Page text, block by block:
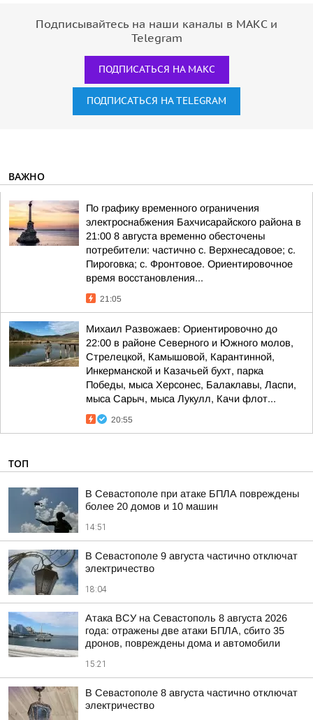
Подписывайтесь на наши каналы в МАКС и
Telegram
ПОДПИСАТЬСЯ НА МАКС
ПОДПИСАТЬСЯ НА TELEGRAM
ВАЖНО
По графику временного ограничения
электроснабжения Бахчисарайского района в
21:00 8 августа временно обесточены
потребители: частично с. Верхнесадовое; с.
Пироговка; с. Фронтовое. Ориентировочное
время восстановления...
21:05
Михаил Развожаев: Ориентировочно до
22:00 в районе Северного и Южного молов,
Стрелецкой, Камышовой, Карантинной,
Инкерманской и Казачьей бухт, парка
Победы, мыса Херсонес, Балаклавы, Ласпи,
мыса Сарыч, мыса Лукулл, Качи флот...
20:55
ТОП
В Севастополе при атаке БПЛА повреждены
более 20 домов и 10 машин
14:51
В Севастополе 9 августа частично отключат
электричество
18:04
Атака ВСУ на Севастополь 8 августа 2026
года: отражены две атаки БПЛА, сбито 35
дронов, повреждены дома и автомобили
15:21
В Севастополе 8 августа частично отключат
электричество